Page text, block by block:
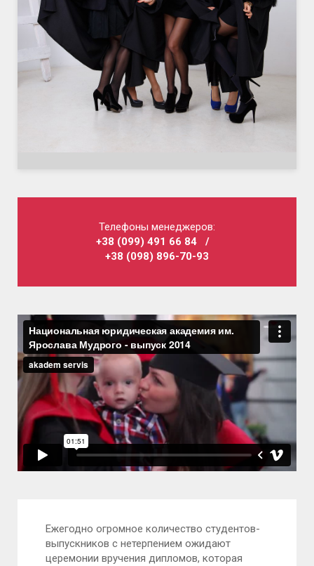
Телефоны менеджеров:
+38 (099) 491 66 84 /
+38 (098) 896-70-93
Ежегодно огромное количество студентов-
выпускников с нетерпением ожидают
церемонии вручения дипломов, которая